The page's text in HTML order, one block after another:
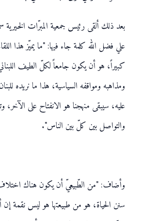
بعد ذلك ألقى رئيس جمعية المبرّات الخيرية
علي فضل الله كلمة جاء فيها: "ما يميّز هذا
كبيراً، هو أن يكون جامعاً لكلّ الطيف
ومذاهبه ومواقفه السياسية، هذا ما نريده
عليه، سيبقى منهجنا هو الانفتاح على الآخر،
والتواصل بين كلّ بين الناس".
وأضاف: "من الطّبيعيّ أن يكون هناك
سنن الحياة، هو من طبيعتها هو ليس نقمة إن